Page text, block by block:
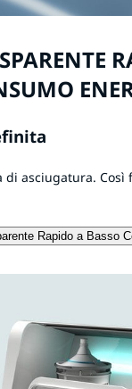
di asciugatura. Così
Rapido a Basso